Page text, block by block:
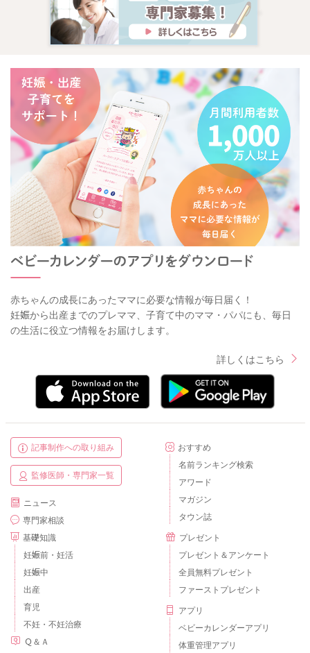
赤ちゃんの成長にあったママに必要な情報が毎日届く！
妊娠から出産までのプレママ、子育て中のママ・パパにも、毎日
の生活に役立つ情報をお届けします。
詳しくはこちら
記事制作への取り組み
監修医師・専門家一覧
ニュース
専門家相談
基礎知識
妊娠前・妊活
妊娠中
出産
育児
不妊・不妊治療
Ｑ＆Ａ
おすすめ
名前ランキング検索
アワード
マガジン
タウン誌
プレゼント
プレゼント＆アンケート
全員無料プレゼント
ファーストプレゼント
アプリ
ベビーカレンダーアプリ
体重管理アプリ